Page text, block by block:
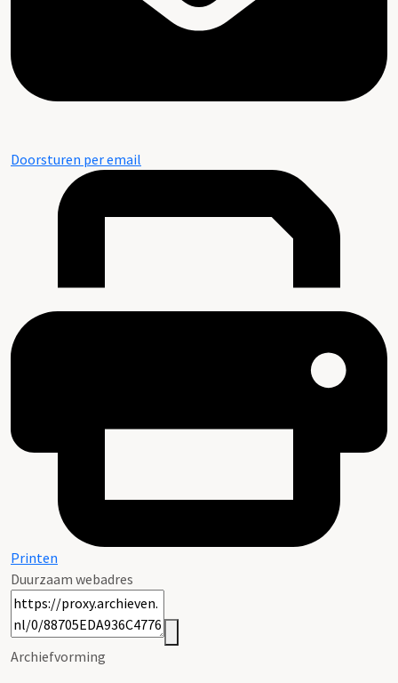
Doorsturen per email
Printen
Duurzaam webadres
Archiefvorming